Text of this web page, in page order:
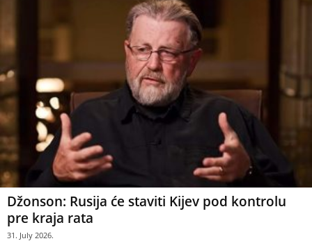
Džonson: Rusija će staviti Kijev pod kontrolu
pre kraja rata
31. July 2026.